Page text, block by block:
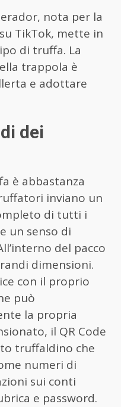
nota per la
TikTok, mette in
di truffa. La
trappola è
e adottare
dei
è abbastanza
inviano un
di tutti i
un senso di
del pacco
dimensioni.
con il proprio
può
la propria
il QR Code
truffaldino che
numeri di
sui conti
e password.